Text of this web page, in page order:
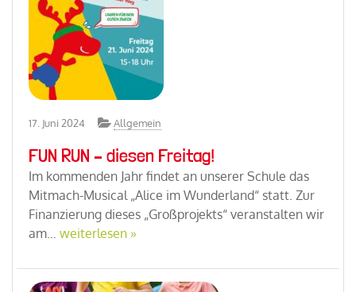
17. Juni 2024 Allgemein
FUN RUN – diesen Freitag!
Im kommenden Jahr findet an unserer Schule das
Mitmach-Musical „Alice im Wunderland“ statt. Zur
Finanzierung dieses „Großprojekts“ veranstalten wir
am… weiterlesen »